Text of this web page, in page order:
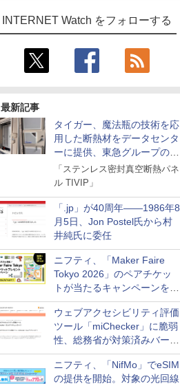
INTERNET Watch をフォローする
最新記事
タイガー、魔法瓶の技術を応
用した断熱材をデータセンタ
ーに提供、東急グループの実
証実験で
「ステンレス密封真空断熱パネ
ル TIVIP」
「.jp」が40周年――1986年8
月5日、Jon Postel氏から村
井純氏に委任
ニフティ、「Maker Faire
Tokyo 2026」のペアチケッ
トが当たるキャンペーンをX
で実施。8月16日まで
ウェブアクセシビリティ評価
ツール「miChecker」に脆弱
性、総務省が対策済みバージ
ョンへの更新を呼び掛け
ニフティ、「NifMo」でeSIM
の提供を開始。対象の光回線